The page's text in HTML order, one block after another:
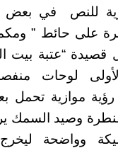
للنص في بعض
على حائط ”
“عتبة بيت
لوحات
موازية تحمل
وصيد السمك
وواضحة